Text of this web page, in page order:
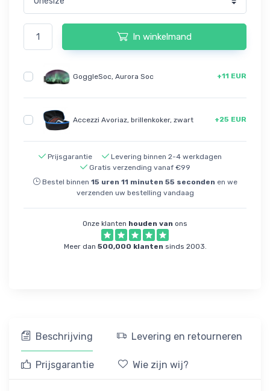
In winkelmand
GoggleSoc, Aurora Soc +11 EUR
Accezzi Avoriaz, brillenkoker, zwart +25 EUR
Prijsgarantie
Levering binnen 2-4 werkdagen
Gratis verzending vanaf €99
Bestel binnen 15 uren 11 minuten 55 seconden en we
verzenden uw bestelling vandaag
Onze klanten houden van ons
Meer dan 500,000 klanten sinds 2003.
Beschrijving Levering en retourneren
Prijsgarantie Wie zijn wij?